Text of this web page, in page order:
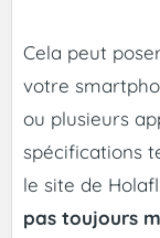
Cela peut
votre
ou plusieurs
spécifications
le site de
pas toujours